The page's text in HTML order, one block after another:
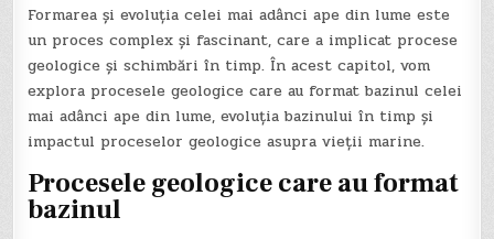
Formarea și evoluția celei mai adânci ape din lume este
un proces complex și fascinant, care a implicat procese
geologice și schimbări în timp. În acest capitol, vom
explora procesele geologice care au format bazinul celei
mai adânci ape din lume, evoluția bazinului în timp și
impactul proceselor geologice asupra vieții marine.
Procesele geologice care au format
bazinul